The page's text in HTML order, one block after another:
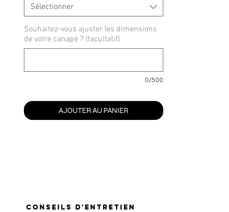
Sélectionner
Souhaitez-vous ajuster les dimensions
de votre canapé ? (facultatif)
0/500
AJOUTER AU PANIER
Conseils d'entretien